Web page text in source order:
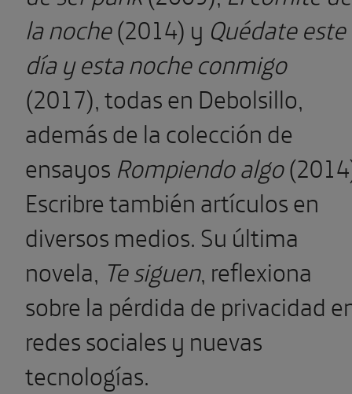
la noche(2014) y Quédate este
día y esta noche conmigo
(2017), todas en Debolsillo,
además de la colección de
ensayos Rompiendo algo
Escribre también artículos en
diversos medios. Su última
novela, Te siguen, reflexiona
sobre la pérdida de privacidad
redes sociales y nuevas
tecnologías.